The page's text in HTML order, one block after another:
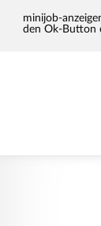
minijob-
den Ok-Button